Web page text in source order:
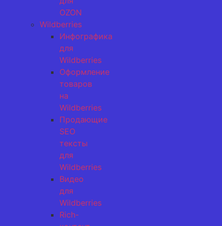
OZON
Wildberries
Инфографика
для
Wildberries
Оформление
товаров
на
Wildberries
Продающие
SEO
тексты
для
Wildberries
Видео
для
Wildberries
Rich-